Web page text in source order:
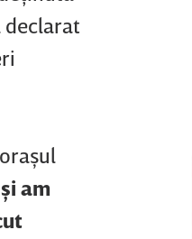
declarat
am